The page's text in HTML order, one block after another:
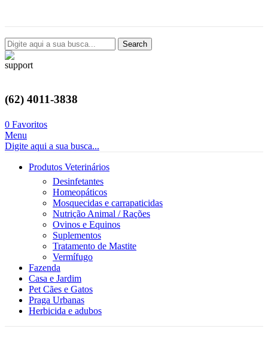
Search
(62) 4011-3838
0 Favoritos
Menu
Digite aqui a sua busca...
Produtos Veterinários
Desinfetantes
Homeopáticos
Mosquecidas e carrapaticidas
Nutrição Animal / Rações
Ovinos e Equinos
Suplementos
Tratamento de Mastite
Vermífugo
Fazenda
Casa e Jardim
Pet Cães e Gatos
Praga Urbanas
Herbicida e adubos